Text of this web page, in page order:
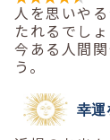
人を思いや
たれるでしょ
今ある人間
う。
幸運